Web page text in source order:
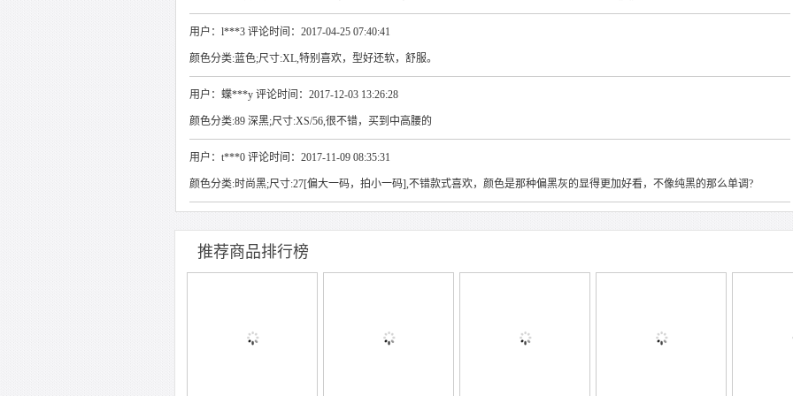
用户：l***3 评论时间：2017-04-25 07:40:41
颜色分类:蓝色;尺寸:XL,特别喜欢，型好还软，舒服。
用户：蝶***y 评论时间：2017-12-03 13:26:28
颜色分类:89 深黑;尺寸:XS/56,很不错，买到中高腰的
用户：t***0 评论时间：2017-11-09 08:35:31
颜色分类:时尚黑;尺寸:27[偏大一码，拍小一码],不错款式喜欢，颜色是那种偏黑灰的显得更加好看，不像纯黑的那么单调?
推荐商品排行榜